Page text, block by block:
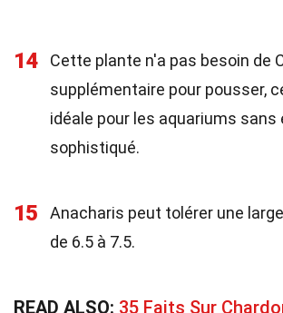
14
Cette plante n'a pas besoin de
supplémentaire pour pousser,
idéale pour les aquariums sans
sophistiqué.
15
Anacharis peut tolérer une
de 6.5 à 7.5.
READ ALSO: 35 Faits Sur